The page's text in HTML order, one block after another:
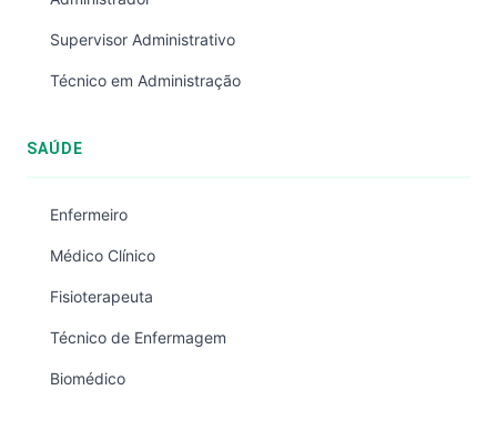
Supervisor Administrativo
Técnico em Administração
SAÚDE
Enfermeiro
Médico Clínico
Fisioterapeuta
Técnico de Enfermagem
Biomédico